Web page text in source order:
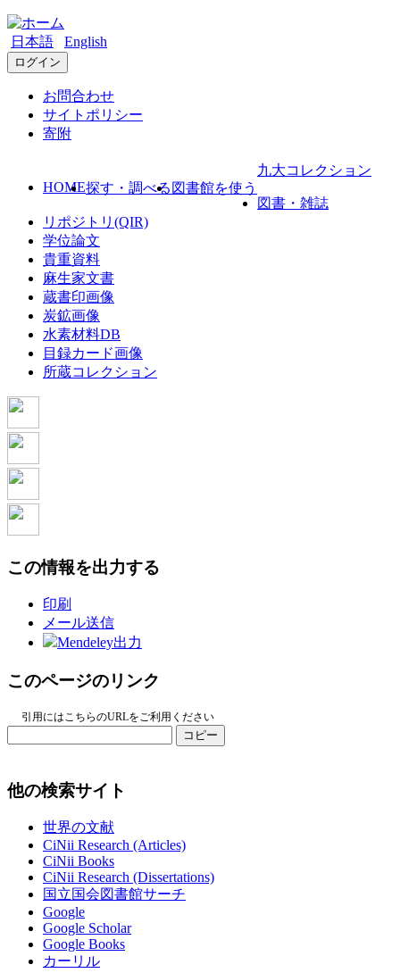
日本語 English
ログイン
お問合わせ
サイトポリシー
寄附
HOME探す・調べる 図書館を使う
九大コレクション
図書・雑誌
リポジトリ(QIR)
学位論文
貴重資料
麻生家文書
蔵書印画像
炭鉱画像
水素材料DB
目録カード画像
所蔵コレクション
この情報を出力する
印刷
メール送信
Mendeley出力
このページのリンク
引用にはこちらのURLをご利用ください
コピー
他の検索サイト
世界の文献
CiNii Research (Articles)
CiNii Books
CiNii Research (Dissertations)
国立国会図書館サーチ
Google
Google Scholar
Google Books
カーリル